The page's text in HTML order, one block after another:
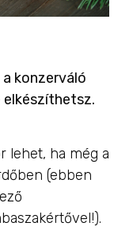
konzerváló
elkészíthetsz.
lehet, ha még a
(ebben